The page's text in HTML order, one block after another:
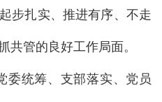
步扎实、推进有序、不走
共管的良好工作局面。
委统筹、支部落实、党员